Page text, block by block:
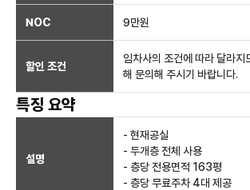
NOC 9만원
할인 조건
임차사의 조건에 따라 달라지
해 문의해 주시기 바랍니다.
특징 요약
설명
- 현재공실
- 두개층 전체 사용
- 층당 전용면적 163평
- 층당 무료주차 4대 제공